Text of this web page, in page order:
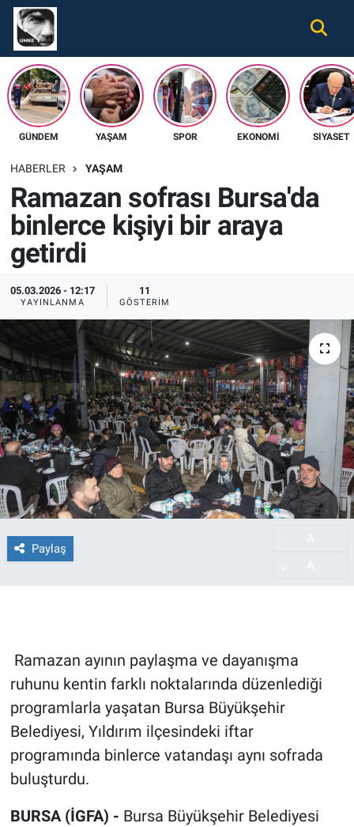
GÜNDEM YAŞAM SPOR EKONOMI SIYASET
HABERLER YAŞAM
Ramazan sofrası Bursa'da
binlerce kişiyi bir araya
getirdi
05.03.2026 - 12:17
YAYINLANMA
11
GÖSTERIM
Paylaş
Ramazan ayının paylaşma ve dayanışma
ruhunu kentin farklı noktalarında düzenlediği
programlarla yaşatan Bursa Büyükşehir
Belediyesi, Yıldırım ilçesindeki iftar
programında binlerce vatandaşı aynı sofrada
buluşturdu.
BURSA (İGFA) - Bursa Büyükşehir Belediyesi
Gündem
Ekonomi
Spor
Tüm Haberler
İletişim
Künye
Nöbetçi Eczaneler
Hava Durumu
Namaz Vakitleri
Süper Lig Puan Durumu ve Fikstür
Tüm Manşetler
Son Dakika Haberleri
Haber Arşivi